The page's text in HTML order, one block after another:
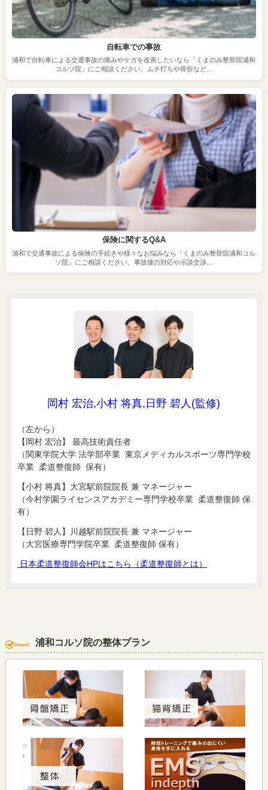
自転車での事故
浦和で自転車による交通事故の痛みやケガを改善したいなら「くまのみ整骨院浦和
コルソ院」にご相談ください。ムチ打ちや骨折など…
保険に関するQ&A
浦和で交通事故による保険の手続きや様々なお悩みなら「くまのみ整骨院浦和コル
ソ院」にご相談ください。事故後の対応や示談交渉…
岡村 宏治,小村 将真,日野 碧人(監修)
（左から）
【岡村 宏治】 最高技術責任者
（関東学院大学 法学部卒業 東京メディカルスポーツ専門学校
卒業 柔道整復師 保有）
【小村 将真】大宮駅前院院長 兼 マネージャー
（今村学園ライセンスアカデミー専門学校卒業 柔道整復師 保
有）
【日野 碧人】川越駅前院院長 兼 マネージャー
（大宮医療専門学院卒業 柔道整復師 保有）
日本柔道整復師会HPはこちら（柔道整復師とは）
浦和コルソ院の整体プラン